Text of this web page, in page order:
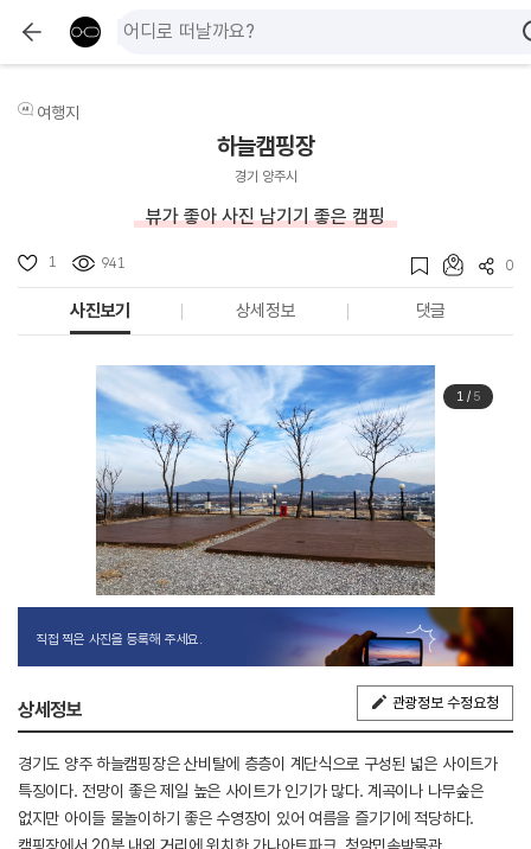
여행지
하늘캠핑장
경기 양주시
뷰가 좋아 사진 남기기 좋은 캠핑
1 941 0
사진보기 상세정보 댓글
1/ 5
직접 찍은 사진을 등록해 주세요.
상세정보 관광정보 수정요청
경기도 양주 하늘캠핑장은 산비탈에 층층이 계단식으로 구성된 넓은 사이트가
특징이다. 전망이 좋은 제일 높은 사이트가 인기가 많다. 계곡이나 나무숲은
없지만 아이들 물놀이하기 좋은 수영장이 있어 여름을 즐기기에 적당하다.
캠핑장에서 20분 내외 거리에 위치한 가나아트파크, 청암민속박물관,